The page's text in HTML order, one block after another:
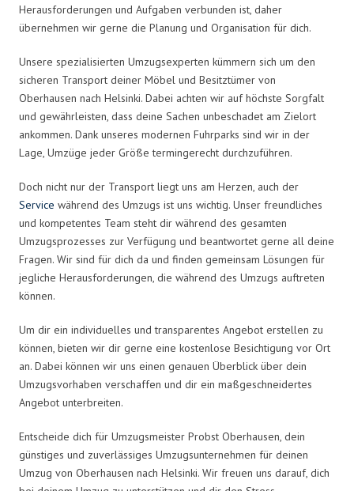
Herausforderungen und Aufgaben verbunden ist, daher
übernehmen wir gerne die Planung und Organisation für dich.
Unsere spezialisierten Umzugsexperten kümmern sich um den
sicheren Transport deiner Möbel und Besitztümer von
Oberhausen nach Helsinki. Dabei achten wir auf höchste Sorgfalt
und gewährleisten, dass deine Sachen unbeschadet am Zielort
ankommen. Dank unseres modernen Fuhrparks sind wir in der
Lage, Umzüge jeder Größe termingerecht durchzuführen.
Doch nicht nur der Transport liegt uns am Herzen, auch der
Service während des Umzugs ist uns wichtig. Unser freundliches
und kompetentes Team steht dir während des gesamten
Umzugsprozesses zur Verfügung und beantwortet gerne all deine
Fragen. Wir sind für dich da und finden gemeinsam Lösungen für
jegliche Herausforderungen, die während des Umzugs auftreten
können.
Um dir ein individuelles und transparentes Angebot erstellen zu
können, bieten wir dir gerne eine kostenlose Besichtigung vor Ort
an. Dabei können wir uns einen genauen Überblick über dein
Umzugsvorhaben verschaffen und dir ein maßgeschneidertes
Angebot unterbreiten.
Entscheide dich für Umzugsmeister Probst Oberhausen, dein
günstiges und zuverlässiges Umzugsunternehmen für deinen
Umzug von Oberhausen nach Helsinki. Wir freuen uns darauf, dich